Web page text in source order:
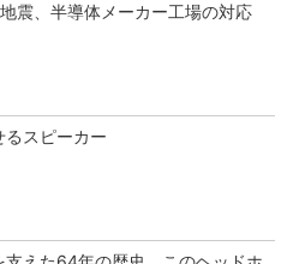
震、半導体メーカー工場の対応
るスピーカー